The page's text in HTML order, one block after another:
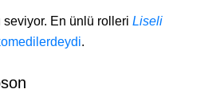
seviyor. En ünlü rolleri Liseli
.